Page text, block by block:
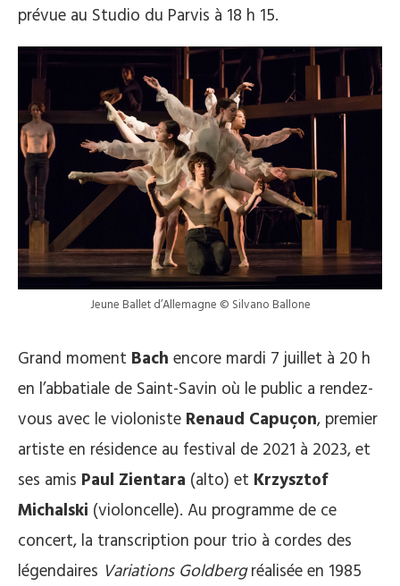
prévue au Studio du Parvis à 18 h 15.
Jeune Ballet d’Allemagne © Silvano Ballone
Grand moment Bach encore mardi 7 juillet à 20 h
en l’abbatiale de Saint-Savin où le public a rendez-
vous avec le violoniste Renaud Capuçon, premier
artiste en résidence au festival de 2021 à 2023, et
ses amis Paul Zientara (alto) et Krzysztof
Michalski (violoncelle). Au programme de ce
concert, la transcription pour trio à cordes des
légendaires Variations Goldbergréalisée en 1985